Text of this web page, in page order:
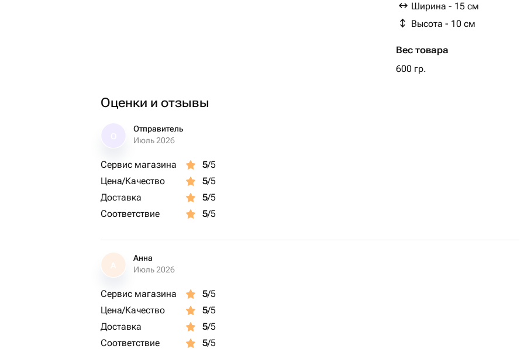
Необходимый Вариант
заказе, либо сообщением.
Дизайн также можно
Ширина - 15 см
Высота - 10 см
Вес товара
600 гр.
Оценки и отзывы
Отправитель
Июль 2026
Сервис магазина 5/5
Цена/Качество
5/5
Доставка
5/5
Соответствие
5/5
А
Анна
Июль 2026
Сервис магазина 5/5
Цена/Качество
5/5
Доставка
5/5
Соответствие
5/5